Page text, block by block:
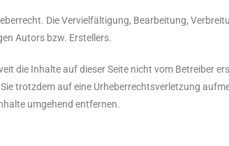
Die Vervielfältigung, Bearbeitung,
Autors bzw. Erstellers.
die Inhalte auf dieser Seite nicht vom Betreiber
trotzdem auf eine Urheberrechtsverletzung
umgehend entfernen.